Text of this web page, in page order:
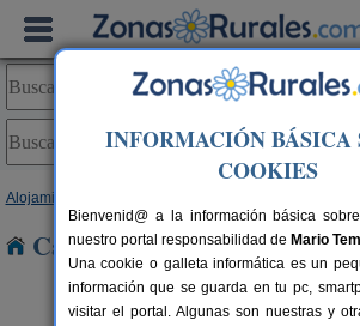
Alojamientos
Casas Rurales cerca de
INFORMACIÓN BÁSICA
COOKIES
Bienvenid@ a la información básica
nuestro portal responsabilidad de Mario
Una cookie o galleta informática es un
información que se guarda en tu pc,
visitar el portal. Algunas son nuestras y